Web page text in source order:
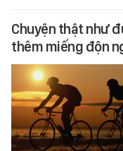
Chuyện thật như
thêm miếng độn